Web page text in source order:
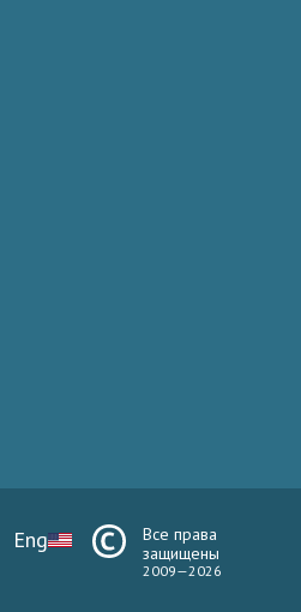
Eng
Все права
защищены
2009—2026